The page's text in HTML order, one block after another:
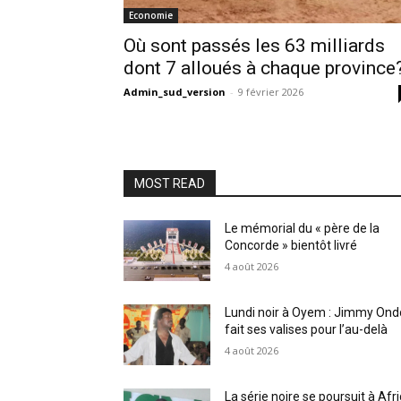
Economie
Où sont passés les 63 milliards
dont 7 alloués à chaque
Admin_sud_version - 9 février 2026
MOST READ
Le mémorial du « père de la
Concorde » bientôt livré
4 août 2026
Lundi noir à Oyem : Jimmy
fait ses valises pour l’au-delà
4 août 2026
La série noire se poursuit à